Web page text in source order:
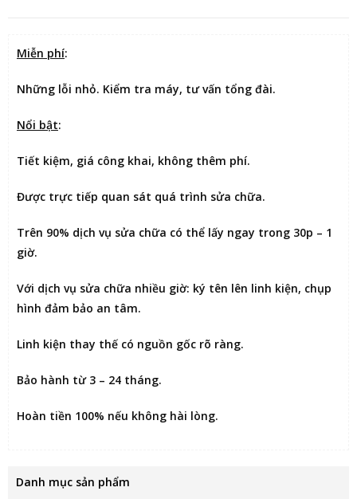
Miễn phí:
Những lỗi nhỏ. Kiểm tra máy, tư vấn tổng đài.
Nổi bật:
Tiết kiệm, giá công khai, không thêm phí.
Được trực tiếp quan sát quá trình sửa chữa.
Trên 90% dịch vụ sửa chữa có thể lấy ngay trong 30p – 1
giờ.
Với dịch vụ sửa chữa nhiều giờ: ký tên lên linh kiện, chụp
hình đảm bảo an tâm.
Linh kiện thay thế có nguồn gốc rõ ràng.
Bảo hành từ 3 – 24 tháng.
Hoàn tiền 100% nếu không hài lòng.
Danh mục sản phẩm